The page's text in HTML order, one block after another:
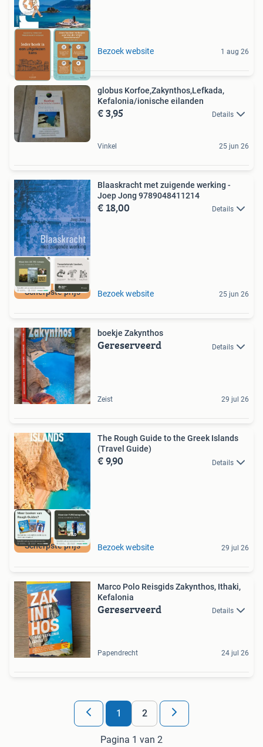
Bezoek website 1 aug 26
globus Korfoe,Zakynthos,Lefkada,
Kefalonia/ionische eilanden
€ 3,95 Details
Vinkel 25 jun 26
Scherpste prijs
Blaaskracht met zuigende werking -
Joep Jong 9789048411214
€ 18,00 Details
Bezoek website 25 jun 26
boekje Zakynthos
Gereserveerd Details
Zeist 29 jul 26
Scherpste prijs
The Rough Guide to the Greek Islands
(Travel Guide)
€ 9,90 Details
Bezoek website 29 jul 26
Marco Polo Reisgids Zakynthos, Ithaki,
Kefalonia
Gereserveerd Details
Papendrecht 24 jul 26
1 2
Pagina 1 van 2